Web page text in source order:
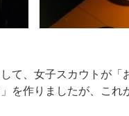
て、女子スカウトが
」を作りましたが、こ